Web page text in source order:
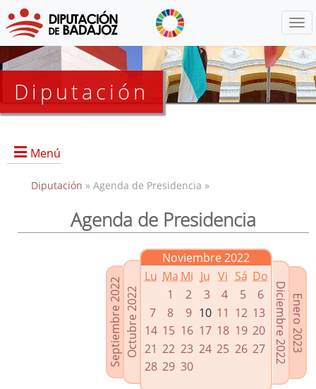
Diputación
Menú
Presidencia
Enlaces relacionados
Agenda de Presidencia
Plenos provinciales y Juntas de gobierno
Oficina de Proyectos Europeos
Diputación » Agenda de Presidencia »
Agenda de Presidencia
Septiembre 2022Octubre 2022
Noviembre 2022
Lu Ma Mi Ju Vi Sá Do
1
2 3 4 5
6
7
8 9 10 11 12 13
14 15 16 17 18 19 20
21 22 23 24 25 26 27
28 29 30
Enero 2023
Diciembre 2022